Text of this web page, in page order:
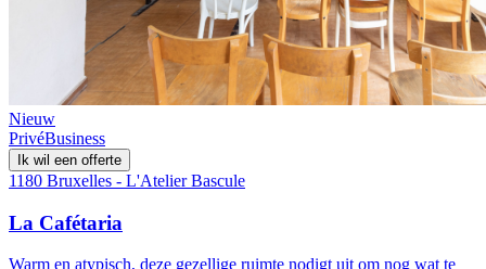
Nieuw
PrivéBusiness
Ik wil een offerte
1180 Bruxelles - L'Atelier Bascule
La Cafétaria
Warm en atypisch, deze gezellige ruimte nodigt uit om nog wat te